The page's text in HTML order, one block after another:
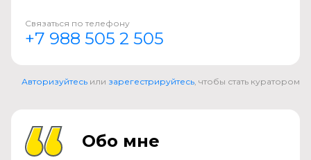
Связаться по телефону
+7 988 505 2 505
Авторизуйтесь или зарегестрируйтесь , чтобы стать куратором
Обо мне